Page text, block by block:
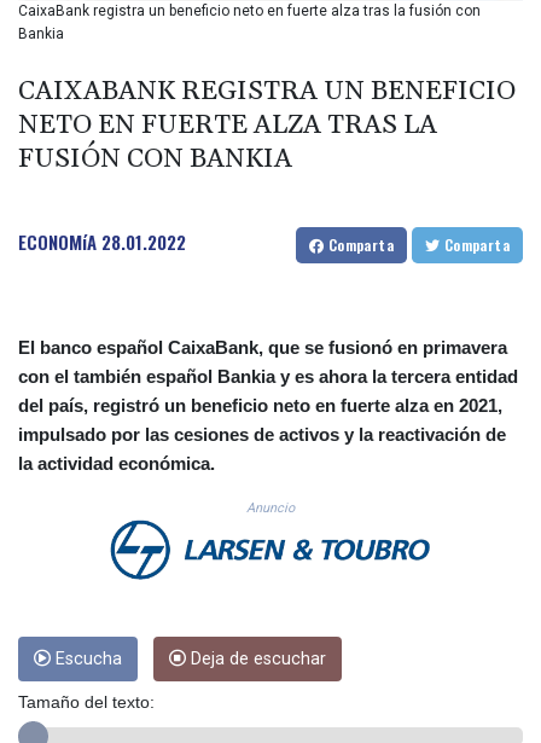
CDF 2606.961815
CLP 1055.612189
CNY 7.785184
CNH 7.782807
COP 3648.558379
CUC 1.153523
CUP 30.568357
DKK 7.475497
DOP 67.329861
DZD 153.461287
EGP 57.417408
FJD 2.553842
FKP 0.857346
GHS 13.535365
GIP 0.857346
GNF 10130.304785
CaixaBank registra un beneficio neto en fuerte alza tras la fusión con
Bankia
CAIXABANK REGISTRA UN BENEFICIO
NETO EN FUERTE ALZA TRAS LA
FUSIÓN CON BANKIA
ECONOMíA 28.01.2022 Comparta Comparta
El banco español CaixaBank, que se fusionó en primavera
con el también español Bankia y es ahora la tercera entidad
del país, registró un beneficio neto en fuerte alza en 2021,
impulsado por las cesiones de activos y la reactivación de
la actividad económica.
Anuncio
Escucha Deja de escuchar
Tamaño del texto: